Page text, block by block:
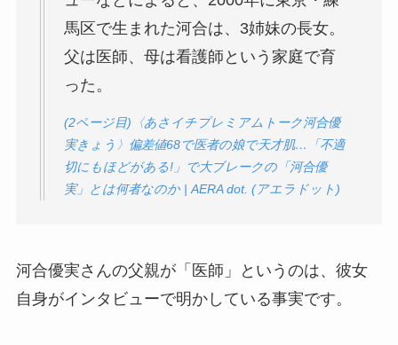
馬区で生まれた河合は、3姉妹の長女。
父は医師、母は看護師という家庭で育
った。
(2ページ目)〈あさイチプレミアムトーク河合優
実きょう〉偏差値68で医者の娘で天才肌…「不適
切にもほどがある!」で大ブレークの「河合優
実」とは何者なのか | AERA dot. (アエラドット)
河合優実さんの父親が「医師」というのは、彼女
自身がインタビューで明かしている事実です。